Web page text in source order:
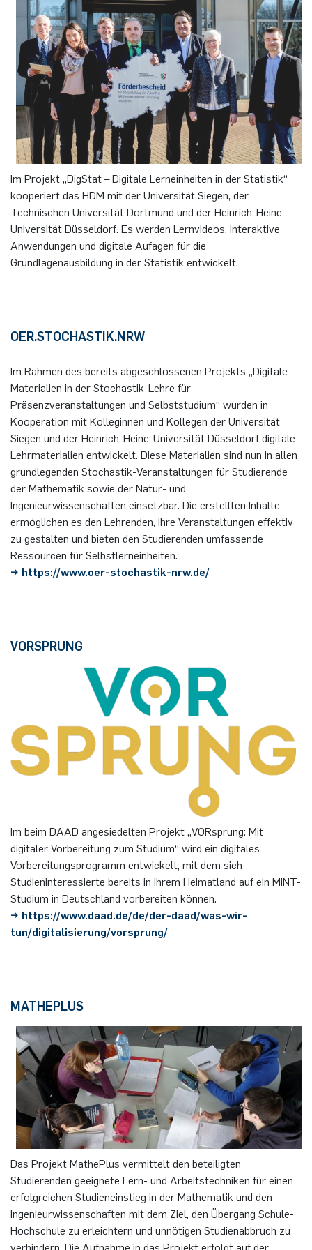
Im Projekt „DigStat – Digitale Lerneinheiten in der Statistik“
kooperiert das HDM mit der Universität Siegen, der
Technischen Universität Dortmund und der Heinrich-Heine-
Universität Düsseldorf. Es werden Lernvideos, interaktive
Anwendungen und digitale Aufagen für die
Grundlagenausbildung in der Statistik entwickelt.
OER.STOCHASTIK.NRW
Im Rahmen des bereits abgeschlossenen Projekts „Digitale
Materialien in der Stochastik-Lehre für
Präsenzveranstaltungen und Selbststudium“ wurden in
Kooperation mit Kolleginnen und Kollegen der Universität
Siegen und der Heinrich-Heine-Universität Düsseldorf digitale
Lehrmaterialien entwickelt. Diese Materialien sind nun in allen
grundlegenden Stochastik-Veranstaltungen für Studierende
der Mathematik sowie der Natur- und
Ingenieurwissenschaften einsetzbar. Die erstellten Inhalte
ermöglichen es den Lehrenden, ihre Veranstaltungen effektiv
zu gestalten und bieten den Studierenden umfassende
Ressourcen für Selbstlerneinheiten.
→ https://www.oer-stochastik-nrw.de/
VORSPRUNG
Im beim DAAD angesiedelten Projekt „VORsprung: Mit
digitaler Vorbereitung zum Studium“ wird ein digitales
Vorbereitungsprogramm entwickelt, mit dem sich
Studieninteressierte bereits in ihrem Heimatland auf ein MINT-
Studium in Deutschland vorbereiten können.
→ https://www.daad.de/de/der-daad/was-wir-
tun/digitalisierung/vorsprung/
MATHEPLUS
Das Projekt MathePlus vermittelt den beteiligten
Studierenden geeignete Lern- und Arbeitstechniken für einen
erfolgreichen Studieneinstieg in der Mathematik und den
Ingenieurwissenschaften mit dem Ziel, den Übergang Schule-
Hochschule zu erleichtern und unnötigen Studienabbruch zu
Computer Programs
Oberseminar dynamical systems
Past Events
Calendar
Annika Schulte
Kim Fenrich
Laura Geldermann
Dorothea Plätz
Farhad Razeghpour
Dr. Benjamin Schulz-Rosenberger
Andreas Schwenk
Rahul Raphael Kanekar
Marius Kroll
Sebastian Kühnert
Thomas Lam
Zoe Kristin Lange
Bufan Li
Robin Solinus
Presse
German)
International Studies